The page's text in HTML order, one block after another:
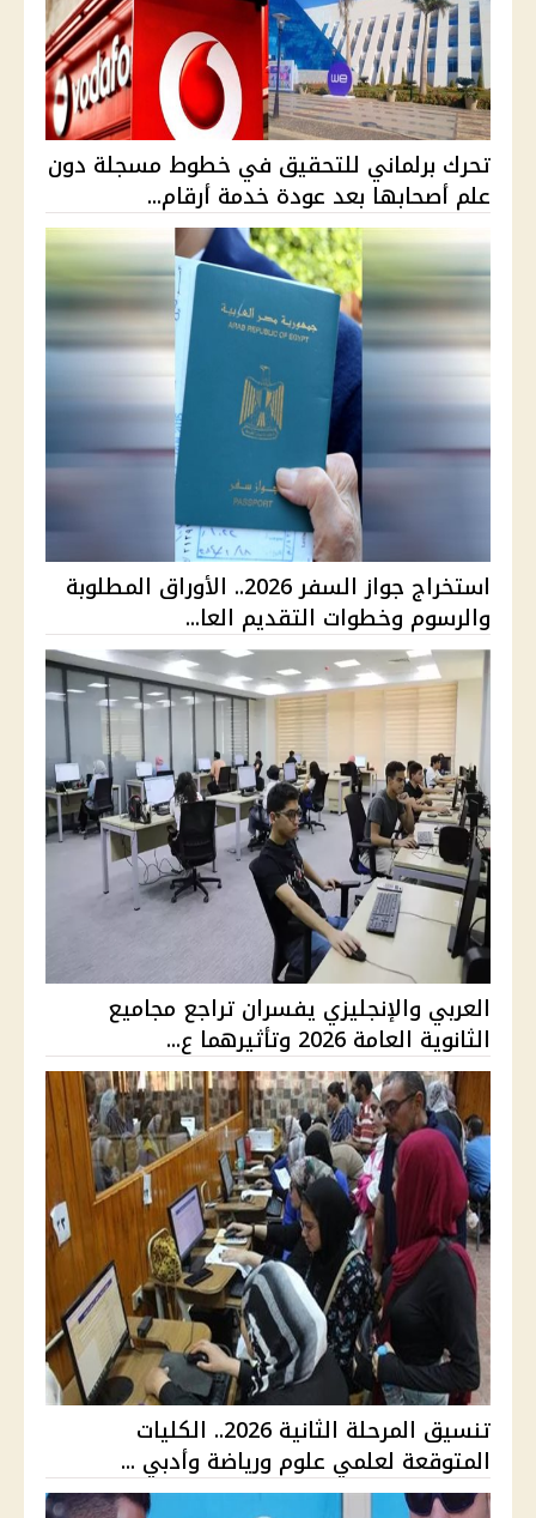
تحرك برلماني للتحقيق في خطوط مسجلة دون
علم أصحابها بعد عودة خدمة أرقام...
استخراج جواز السفر 2026.. الأوراق المطلوبة
والرسوم وخطوات التقديم العا...
العربي والإنجليزي يفسران تراجع مجاميع
الثانوية العامة 2026 وتأثيرهما ع...
تنسيق المرحلة الثانية 2026.. الكليات
المتوقعة لعلمي علوم ورياضة وأدبي ...